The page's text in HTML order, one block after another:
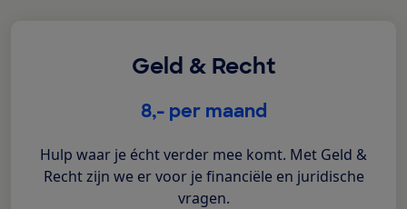
Geld & Recht
€
8,- per maand
Hulp waar je écht verder mee komt. Met Geld &
Recht zijn we er voor je financiële en juridische
vragen.